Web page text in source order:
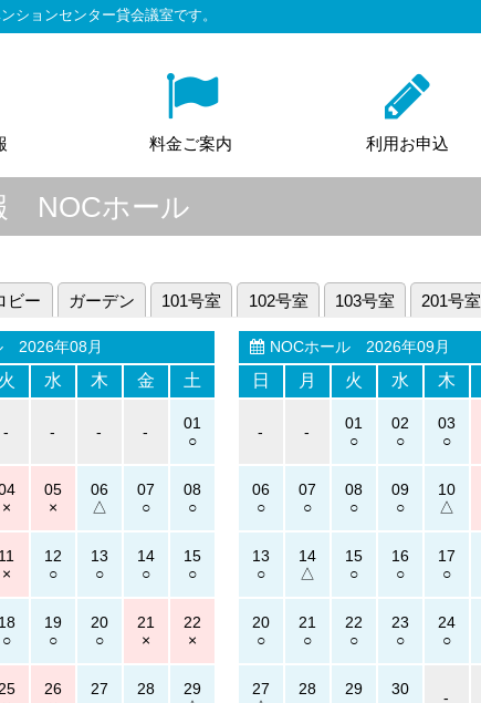
ションセンター貸会議室です。
料金ご案内 利用お申込
NOCホール
ビー ガーデン 101号室 102号室 103号室 201号室
2026年08月
火 水 木 金 土
- - - - 01
05 06 07 08
11 12 13 14 15
18 19 20 21 22
25 26 27 28 29
NOCホール 2026年09月
日 月 火 水 木
- - 01 02 03
06 07 08 09 10
13 14 15 16 17
20 21 22 23 24
27 28 29 30 -